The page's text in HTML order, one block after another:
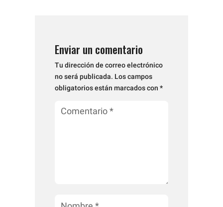
Enviar un comentario
Tu dirección de correo electrónico
no será publicada. Los campos
obligatorios están marcados con *